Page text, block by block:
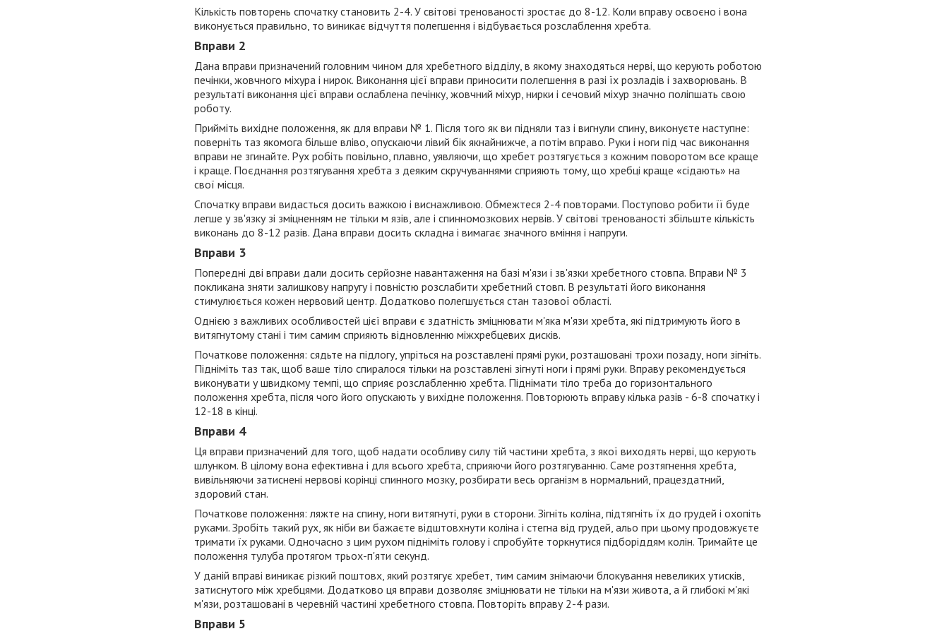
Кількість повторень спочатку становить 2-4. У світові тренованості зростає до 8-12. Коли вправу освоєно і вона
виконується правильно, то виникає відчуття полегшення і відбувається розслаблення хребта.
Вправи 2
Дана вправи призначений головним чином для хребетного відділу, в якому знаходяться нерві, що керують роботою
печінки, жовчного міхура і нирок. Виконання цієї вправи приносити полегшення в разі їх розладів і захворювань. В
результаті виконання цієї вправи ослаблена печінку, жовчний міхур, нирки і сечовий міхур значно поліпшать свою
роботу.
Прийміть вихідне положення, як для вправи № 1. Після того як ви підняли таз і вигнули спину, виконуєте наступне:
поверніть таз якомога більше вліво, опускаючи лівий бік якнайнижче, а потім вправо. Руки і ноги під час виконання
вправи не згинайте. Рух робіть повільно, плавно, уявляючи, що хребет розтягується з кожним поворотом все краще
і краще. Поєднання розтягування хребта з деяким скручуваннями сприяють тому, що хребці краще «сідають» на
свої місця.
Спочатку вправи видасться досить важкою і виснажливою. Обмежтеся 2-4 повторами. Поступово робити її буде
легше у зв'язку зі зміцненням не тільки м язів, але і спинномозкових нервів. У світові тренованості збільште кількість
виконань до 8-12 разів. Дана вправи досить складна і вимагає значного вміння і напруги.
Вправи 3
Попередні дві вправи дали досить серйозне навантаження на базі м'язи і зв'язки хребетного стовпа. Вправи № 3
покликана зняти залишкову напругу і повністю розслабити хребетний стовп. В результаті його виконання
стимулюється кожен нервовий центр. Додатково полегшується стан тазової області.
Однією з важливих особливостей цієї вправи є здатність зміцнювати м'яка м'язи хребта, які підтримують його в
витягнутому стані і тим самим сприяють відновленню міжхребцевих дисків.
Початкове положення: сядьте на підлогу, упріться на розставлені прямі руки, розташовані трохи позаду, ноги зігніть.
Підніміть таз так, щоб ваше тіло спиралося тільки на розставлені зігнуті ноги і прямі руки. Вправу рекомендується
виконувати у швидкому темпі, що сприяє розслабленню хребта. Піднімати тіло треба до горизонтального
положення хребта, після чого його опускають у вихідне положення. Повторюють вправу кілька разів - 6-8 спочатку і
12-18 в кінці.
Вправи 4
Ця вправи призначений для того, щоб надати особливу силу тій частини хребта, з якої виходять нерві, що керують
шлунком. В цілому вона ефективна і для всього хребта, сприяючи його розтягуванню. Саме розтягнення хребта,
вивільняючи затиснені нервові корінці спинного мозку, розбирати весь організм в нормальний, працездатний,
здоровий стан.
Початкове положення: ляжте на спину, ноги витягнуті, руки в сторони. Зігніть коліна, підтягніть їх до грудей і охопіть
руками. Зробіть такий рух, як ніби ви бажаєте відштовхнути коліна і стегна від грудей, альо при цьому продовжуєте
тримати їх руками. Одночасно з цим рухом підніміть голову і спробуйте торкнутися підборіддям колін. Тримайте це
положення тулуба протягом трьох-п'яти секунд.
У даній вправі виникає різкий поштовх, який розтягує хребет, тим самим знімаючи блокування невеликих утисків,
затиснутого між хребцями. Додатково ця вправи дозволяє зміцнювати не тільки на м'язи живота, а й глибокі м'які
м'язи, розташовані в черевній частині хребетного стовпа. Повторіть вправу 2-4 рази.
Вправи 5